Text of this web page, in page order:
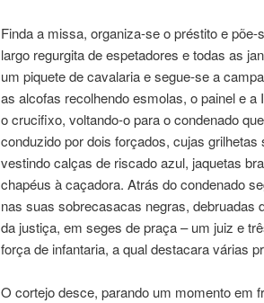
Finda a missa, organiza-se o préstito e
largo regurgita de espetadores e todas as
um piquete de cavalaria e segue-se a
as alcofas recolhendo esmolas, o painel e
o crucifixo, voltando-o para o condenado
conduzido por dois forçados, cujas
vestindo calças de riscado azul, jaquetas
chapéus à caçadora. Atrás do condenado
nas suas sobrecasacas negras, debruadas
da justiça, em seges de praça – um juiz e
força de infantaria, a qual destacara várias
O cortejo desce, parando um momento em